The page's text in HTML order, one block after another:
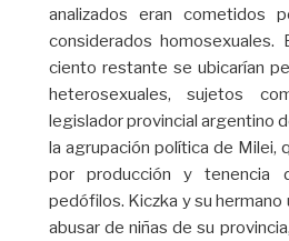
analizados eran cometidos
considerados
ciento restante se ubicarían
heterosexuales, sujetos
legislador provincial argentino
la agrupación política de Milei,
por producción y tenencia
pedófilos. Kiczka y su hermano
abusar de niñas de su